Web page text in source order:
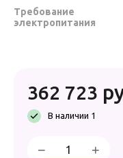
Требование
электропитания
362 723
В наличии 1
− +